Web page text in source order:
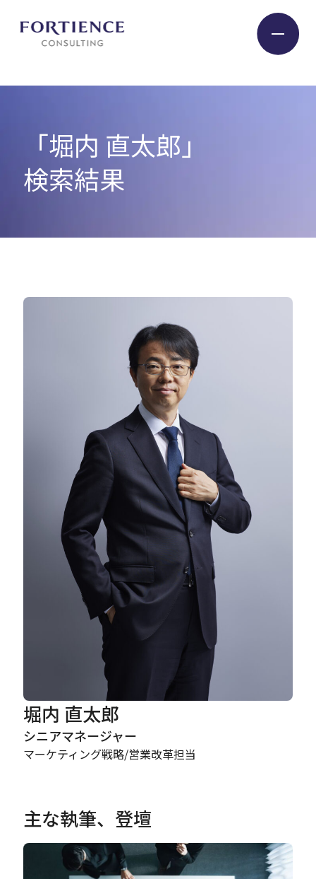
Service
JP
サイト内検索
Contact
「堀内 直太郎」
検索結果
堀内 直太郎
シニアマネージャー
マーケティング戦略/営業改革担当
主な執筆、登壇